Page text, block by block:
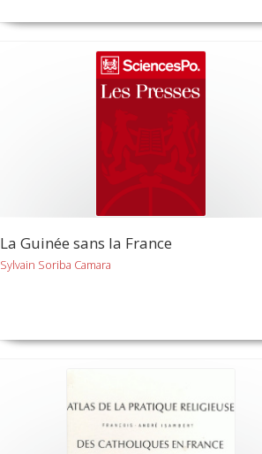
La Guinée sans la France
Sylvain Soriba Camara